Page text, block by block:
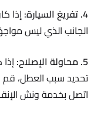
4. تفريغ السيارة:
إذا
الجانب الذي ليس
5. محاولة الإصلاح:
تحديد سبب العطل، قم
اتصل بخدمة ونش